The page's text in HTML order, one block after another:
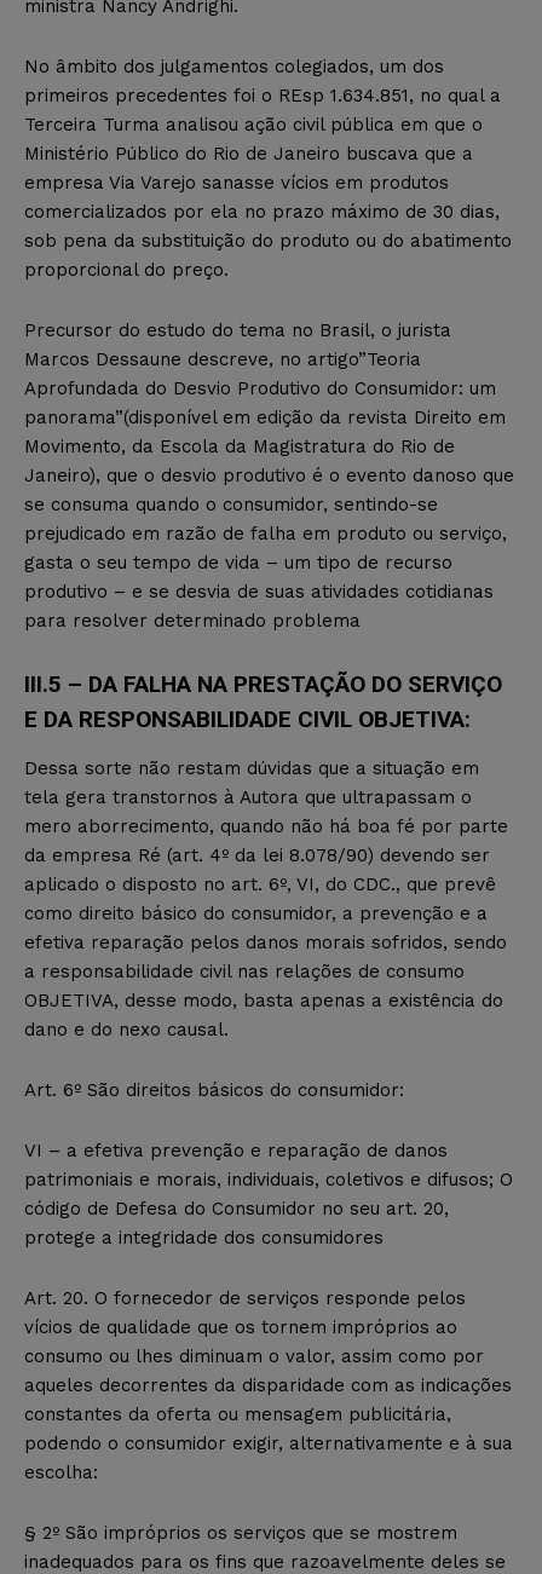
ministra Nancy Andrighi.
No âmbito dos julgamentos colegiados, um dos
primeiros precedentes foi o REsp 1.634.851, no qual a
Terceira Turma analisou ação civil pública em que o
Ministério Público do Rio de Janeiro buscava que a
empresa Via Varejo sanasse vícios em produtos
comercializados por ela no prazo máximo de 30 dias,
sob pena da substituição do produto ou do abatimento
proporcional do preço.
Precursor do estudo do tema no Brasil, o jurista
Marcos Dessaune descreve, no artigo”Teoria
Aprofundada do Desvio Produtivo do Consumidor: um
panorama”(disponível em edição da revista Direito em
Movimento, da Escola da Magistratura do Rio de
Janeiro), que o desvio produtivo é o evento danoso que
se consuma quando o consumidor, sentindo-se
prejudicado em razão de falha em produto ou serviço,
gasta o seu tempo de vida – um tipo de recurso
produtivo – e se desvia de suas atividades cotidianas
para resolver determinado problema
III.5 – DA FALHA NA PRESTAÇÃO DO SERVIÇO
E DA RESPONSABILIDADE CIVIL OBJETIVA:
Dessa sorte não restam dúvidas que a situação em
tela gera transtornos à Autora que ultrapassam o
mero aborrecimento, quando não há boa fé por parte
da empresa Ré (art. 4º da lei 8.078/90) devendo ser
aplicado o disposto no art. 6º, VI, do CDC., que prevê
como direito básico do consumidor, a prevenção e a
efetiva reparação pelos danos morais sofridos, sendo
a responsabilidade civil nas relações de consumo
OBJETIVA, desse modo, basta apenas a existência do
dano e do nexo causal.
Art. 6º São direitos básicos do consumidor:
VI – a efetiva prevenção e reparação de danos
patrimoniais e morais, individuais, coletivos e difusos; O
código de Defesa do Consumidor no seu art. 20,
protege a integridade dos consumidores
Art. 20. O fornecedor de serviços responde pelos
vícios de qualidade que os tornem impróprios ao
consumo ou lhes diminuam o valor, assim como por
aqueles decorrentes da disparidade com as indicações
constantes da oferta ou mensagem publicitária,
podendo o consumidor exigir, alternativamente e à sua
escolha:
§ 2º São impróprios os serviços que se mostrem
inadequados para os fins que razoavelmente deles se